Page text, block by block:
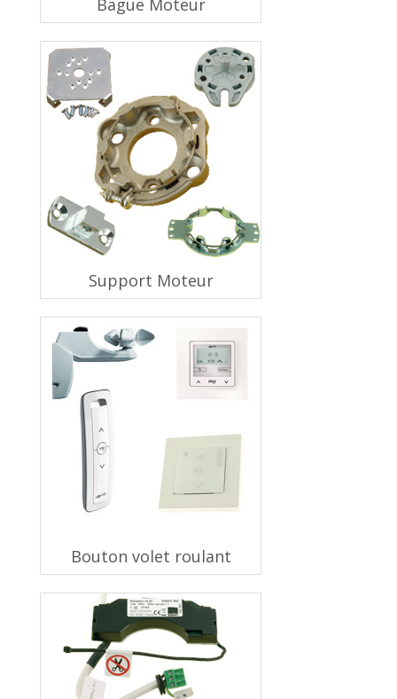
Bague Moteur
Support Moteur
Bouton volet roulant